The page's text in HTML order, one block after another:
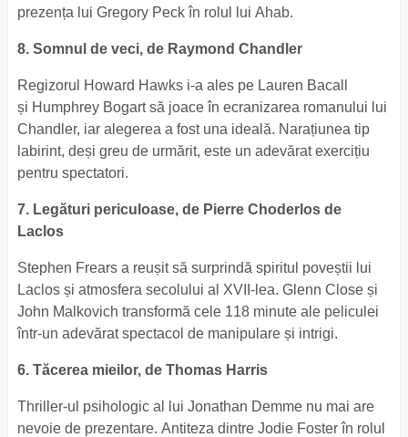
prezența lui Gregory Peck în rolul lui Ahab.
8. Somnul de veci, de Raymond Chandler
Regizorul Howard Hawks i-a ales pe Lauren Bacall
și Humphrey Bogart să joace în ecranizarea romanului lui
Chandler, iar alegerea a fost una ideală. Narațiunea tip
labirint, deși greu de urmărit, este un adevărat exercițiu
pentru spectatori.
7. Legături periculoase, de Pierre Choderlos de
Laclos
Stephen Frears a reușit să surprindă spiritul poveștii lui
Laclos și atmosfera secolului al XVII-lea. Glenn Close și
John Malkovich transformă cele 118 minute ale peliculei
într-un adevărat spectacol de manipulare și intrigi.
6. Tăcerea mieilor, de Thomas Harris
Thriller-ul psihologic al lui Jonathan Demme nu mai are
nevoie de prezentare. Antiteza dintre Jodie Foster în rolul